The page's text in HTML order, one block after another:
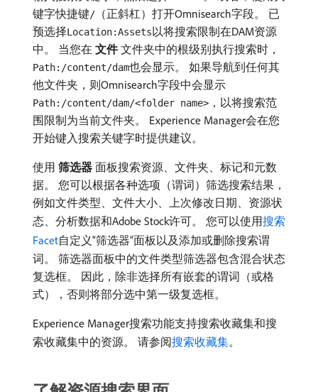
键字快捷键/
（正斜杠）打开Omnisearch字段。 已
预选择Location:Assets以将搜索限制在DAM资源
中。 当您在​ 文件​文件夹中的根级别执行搜索时，
Path:/content/dam也会显示。 如果导航到任何其
他文件夹，则Omnisearch字段中会显示
Path:/content/dam/<folder name> ，以将搜索范
围限制为当前文件夹。 Experience Manager会在您
开始键入搜索关键字时提供建议。
使用​ 筛选器 ​面板搜索资源、文件夹、标记和元数
据。 您可以根据各种选项（谓词）筛选搜索结果，
例如文件类型、文件大小、上次修改日期、资源状
态、分析数据和Adobe Stock许可。 您可以使用搜索
Facet自定义“筛选器”面板以及添加或删除搜索谓
词。 筛选器面板中的文件类型筛选器包含混合状态
复选框。 因此，除非选择所有嵌套的谓词（或格
式），否则将部分选中第一级复选框。
Experience Manager搜索功能支持搜索收藏集和搜
索收藏集中的资源。 请参阅搜索收藏集。